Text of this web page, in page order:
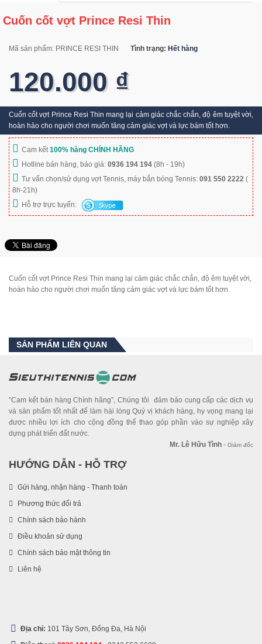
Cuốn cốt vợt Prince Resi Thin
Mã sản phẩm: PRINCE RESI THIN Tình trạng: Hết hàng
120.000 ₫
Cuốn cốt vợt Prince Resi Thin mang lại cảm giác chắc chắn, độ êm tuyệt vời,
hoàn hảo cho người chơi muốn tăng cảm giác vợt và lực bám tốt hơn.
Cam kết100% hàng CHÍNH HÃNG
Hotline bán hàng, báo giá: 0936 194 194 (8h - 19h)
Tư vấn chọn/sử dụng vợt Tennis, máy bắn bóng Tennis: 091 550 2222 (
8h-21h)
Hỗ trợ trực tuyến:
Cuốn cốt vợt Prince Resi Thin mang lại cảm giác chắc chắn, độ êm tuyệt vời,
hoàn hảo cho người chơi muốn tăng cảm giác vợt và lực bám tốt hơn.
SẢN PHẨM LIÊN QUAN
”Cam kết bán hàng Chính hãng”, Chúng tôi đảm bảo cung cấp các dịch vụ
và sản phẩm tốt nhất để làm hài lòng Quý vị khách hàng, hy vọng mang lại
được nhiều lợi ích cho cộng đồng thể thao góp phần vào sự nghiệp xây
dựng phát triển đất nước.
Mr. Lê Hữu Tình - Giám đốc
HƯỚNG DẪN - HỖ TRỢ
Gửi hàng, nhận hàng - Thanh toán
Phương thức đổi trả
Chính sách bảo hành
Điều khoản sử dụng
Chính sách bảo mật thông tin
Liên hệ
Địa chỉ: 101 Tây Sơn, Đống Đa, Hà Nội